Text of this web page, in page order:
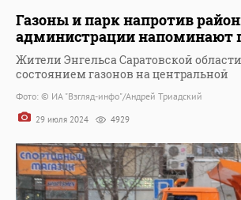
Газоны и парк напротив
администрации напоминают
Жители Энгельса Саратовской
состоянием газонов на центральной
Фото: © ИА "Взгляд-инфо"/Андрей Триадский
29 июля 2024 4929